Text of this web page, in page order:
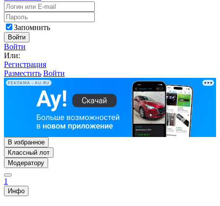
Запомнить
Войти
Войти
Или:
Регистрация
Разместить Войти
РЕКЛАМА • AU.RU
В избранное
Классный лот
Модератору
1
Инфо